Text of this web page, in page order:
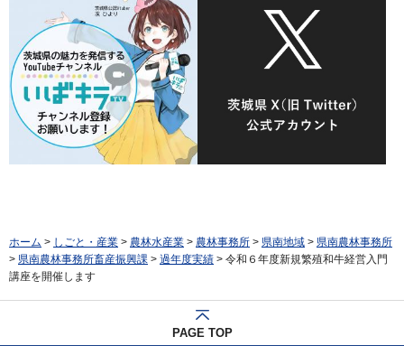
ホーム > しごと・産業 > 農林水産業 > 農林事務所 > 県南地域 > 県南農林事務所
> 県南農林事務所畜産振興課 > 過年度実績 > 令和６年度新規繁殖和牛経営入門
講座を開催します
PAGE TOP